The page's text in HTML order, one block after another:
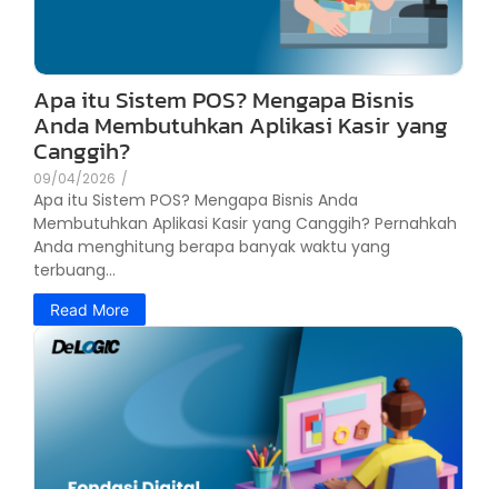
Apa itu Sistem POS? Mengapa Bisnis
Anda Membutuhkan Aplikasi Kasir yang
Canggih?
09/04/2026 /
Apa itu Sistem POS? Mengapa Bisnis Anda
Membutuhkan Aplikasi Kasir yang Canggih? Pernahkah
Anda menghitung berapa banyak waktu yang
terbuang...
Read More